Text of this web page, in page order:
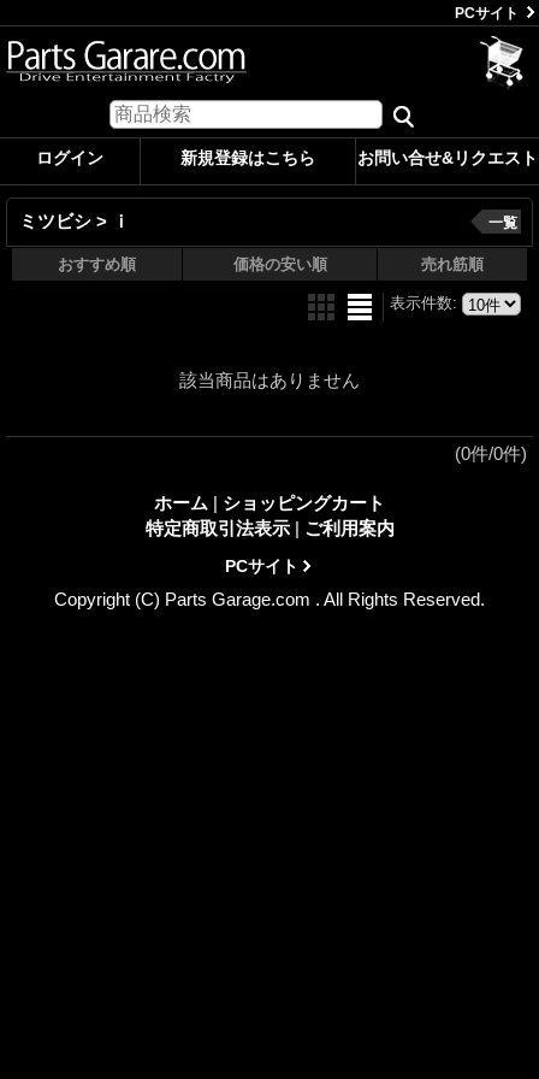
PCサイト
ログイン 新規登録はこちら お問い合せ&リクエスト
ミツビシ > ｉ 一覧
おすすめ順 価格の安い順 売れ筋順
表示件数:
該当商品はありません
(0件/0件)
ホーム | ショッピングカート
特定商取引法表示 | ご利用案内
PCサイト
Copyright (C) Parts Garage.com . All Rights Reserved.